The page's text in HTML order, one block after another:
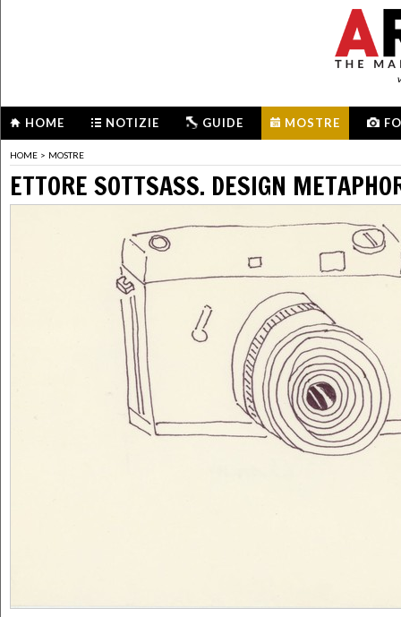
HOME NOTIZIE GUIDE MOSTRE
HOME > MOSTRE
ETTORE SOTTSASS. DESIGN